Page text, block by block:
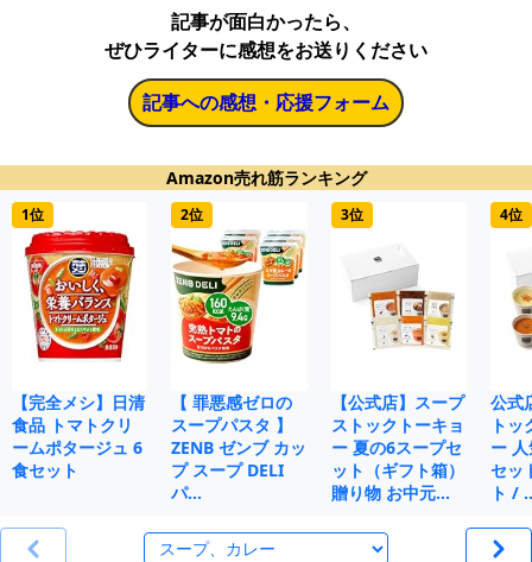
記事が面白かったら、
ぜひライターに感想をお送りください
記事への感想・応援フォーム
Amazon売れ筋ランキング
1位
【完全メシ】日清
食品 トマトクリ
ームポタージュ 6
食セット
2位
【 罪悪感ゼロの
スープパスタ 】
ZENB ゼンブ カッ
プ スープ DELI
パ…
3位
【公式店】スープ
ストックトーキョ
ー 夏の6スープセ
ット（ギフト箱）
贈り物 お中元…
4位
公式
ト
ー
セッ
ト /